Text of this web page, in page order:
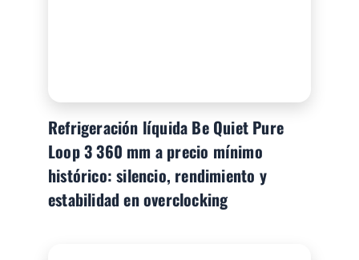
Refrigeración líquida Be Quiet Pure
Loop 3 360 mm a precio mínimo
histórico: silencio, rendimiento y
estabilidad en overclocking